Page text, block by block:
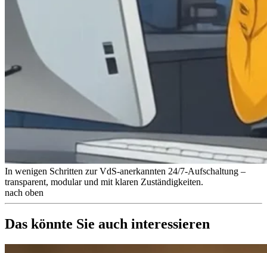
In wenigen Schritten zur VdS-anerkannten 24/7-Aufschaltung –
transparent, modular und mit klaren Zuständigkeiten.
nach oben
Das könnte Sie auch interessieren